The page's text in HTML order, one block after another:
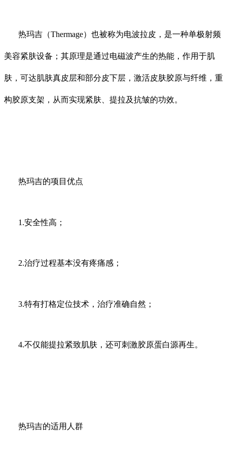
热玛吉（Thermage）也被称为电波拉皮，是一种单极射频
美容紧肤设备；其原理是通过电磁波产生的热能，作用于肌
肤，可达肌肤真皮层和部分皮下层，激活皮肤胶原与纤维，重
构胶原支架，从而实现紧肤、提拉及抗皱的功效。
热玛吉的项目优点
1.安全性高；
2.治疗过程基本没有疼痛感；
3.特有打格定位技术，治疗准确自然；
4.不仅能提拉紧致肌肤，还可刺激胶原蛋白源再生。
热玛吉的适用人群